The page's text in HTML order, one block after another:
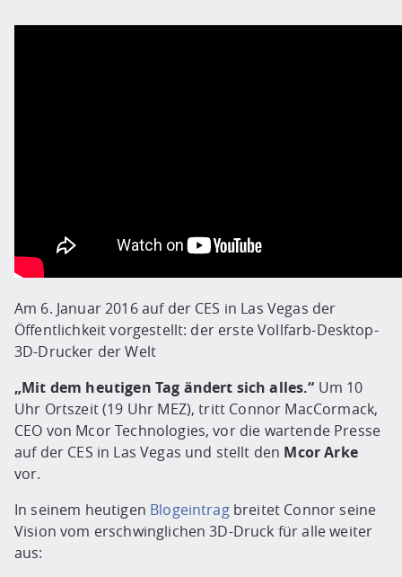
Am 6. Januar 2016 auf der CES in Las Vegas der
Öffentlichkeit vorgestellt: der erste Vollfarb-Desktop-
3D-Drucker der Welt
„Mit dem heutigen Tag ändert sich alles.“ Um 10
Uhr Ortszeit (19 Uhr MEZ), tritt Connor MacCormack,
CEO von Mcor Technologies, vor die wartende Presse
auf der CES in Las Vegas und stellt den Mcor Arke
vor.
In seinem heutigen Blogeintragbreitet Connor seine
Vision vom erschwinglichen 3D-Druck für alle weiter
aus: